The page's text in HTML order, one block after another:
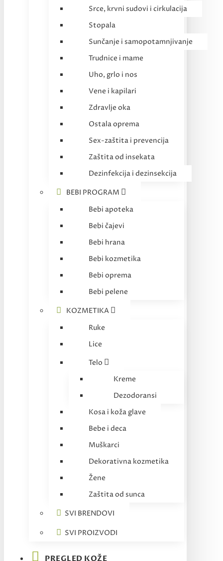
Srce, krvni sudovi i cirkulacija
Stopala
Sunčanje i samopotamnjivanje
Trudnice i mame
Uho, grlo i nos
Vene i kapilari
Zdravlje oka
Ostala oprema
Sex-zaštita i prevencija
Zaštita od insekata
Dezinfekcija i dezinsekcija
BEBI PROGRAM
Bebi apoteka
Bebi čajevi
Bebi hrana
Bebi kozmetika
Bebi oprema
Bebi pelene
KOZMETIKA
Ruke
Lice
Telo
Kreme
Dezodoransi
Kosa i koža glave
Bebe i deca
Muškarci
Dekorativna kozmetika
Žene
Zaštita od sunca
SVI BRENDOVI
SVI PROIZVODI
PREGLED KOŽE